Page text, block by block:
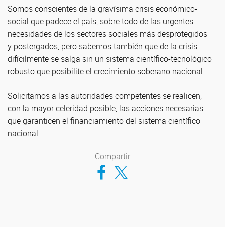
Somos conscientes de la gravísima crisis económico-
social que padece el país, sobre todo de las urgentes
necesidades de los sectores sociales más desprotegidos
y postergados, pero sabemos también que de la crisis
difícilmente se salga sin un sistema científico-tecnológico
robusto que posibilite el crecimiento soberano nacional.
Solicitamos a las autoridades competentes se realicen,
con la mayor celeridad posible, las acciones necesarias
que garanticen el financiamiento del sistema científico
nacional.
Compartir
Compartir en Facebook
Compartir en Twitter